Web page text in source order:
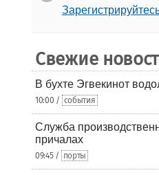
Свежие
В бухте Эгвекинот
10:00 / события
Служба
причалах
09:45 / порты